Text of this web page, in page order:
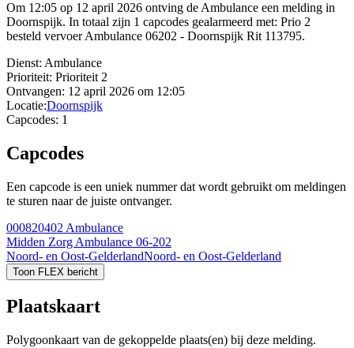
Om 12:05 op 12 april 2026 ontving de Ambulance een melding in
Doornspijk. In totaal zijn 1 capcodes gealarmeerd met: Prio 2
besteld vervoer Ambulance 06202 - Doornspijk Rit 113795.
Dienst: Ambulance
Prioriteit: Prioriteit 2
Ontvangen: 12 april 2026 om 12:05
Locatie:Doornspijk
Capcodes: 1
Capcodes
Een capcode is een uniek nummer dat wordt gebruikt om meldingen
te sturen naar de juiste ontvanger.
000820402 Ambulance
Midden Zorg Ambulance 06-202
Noord- en Oost-GelderlandNoord- en Oost-Gelderland
Toon FLEX bericht
Plaatskaart
Polygoonkaart van de gekoppelde plaats(en) bij deze melding.